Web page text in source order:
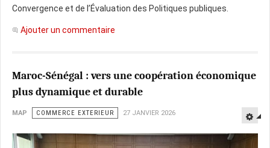
Convergence et de l’Évaluation des Politiques publiques.
Ajouter un commentaire
Maroc-Sénégal : vers une coopération économique
plus dynamique et durable
MAP COMMERCE EXTERIEUR 27 JANVIER 2026